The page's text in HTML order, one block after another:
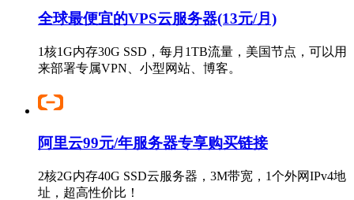
全球最便宜的VPS云服务器(13元/月)
1核1G内存30G SSD，每月1TB流量，美国节点，可以用
来部署专属VPN、小型网站、博客。
阿里云99元/年服务器专享购买链接
2核2G内存40G SSD云服务器，3M带宽，1个外网IPv4地
址，超高性价比！